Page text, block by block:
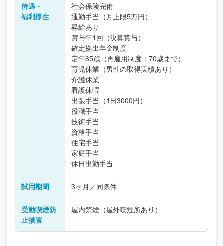
待遇・
福利厚生
社会保険完備
通勤手当（月上限5万円）
昇給あり
賞与年1回（決算賞与）
確定拠出年金制度
定年65歳（再雇用制度：70歳まで）
育児休業（男性の取得実績あり）
介護休業
看護休暇
出張手当（1日3000円）
役職手当
技術手当
資格手当
住宅手当
家庭手当
休日出勤手当
試用期間 3ヶ月／同条件
受動喫煙防
止措置
屋内禁煙（屋外喫煙所あり）